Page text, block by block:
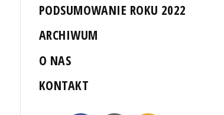
PODSUMOWANIE ROKU 2022
ARCHIWUM
O NAS
KONTAKT